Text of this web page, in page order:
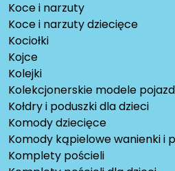
Koce i narzuty
Koce i narzuty dziecięce
Kociołki
Kojce
Kolejki
Kolekcjonerskie modele
Kołdry i poduszki dla dzieci
Komody dziecięce
Komody kąpielowe wanienki i
Komplety pościeli